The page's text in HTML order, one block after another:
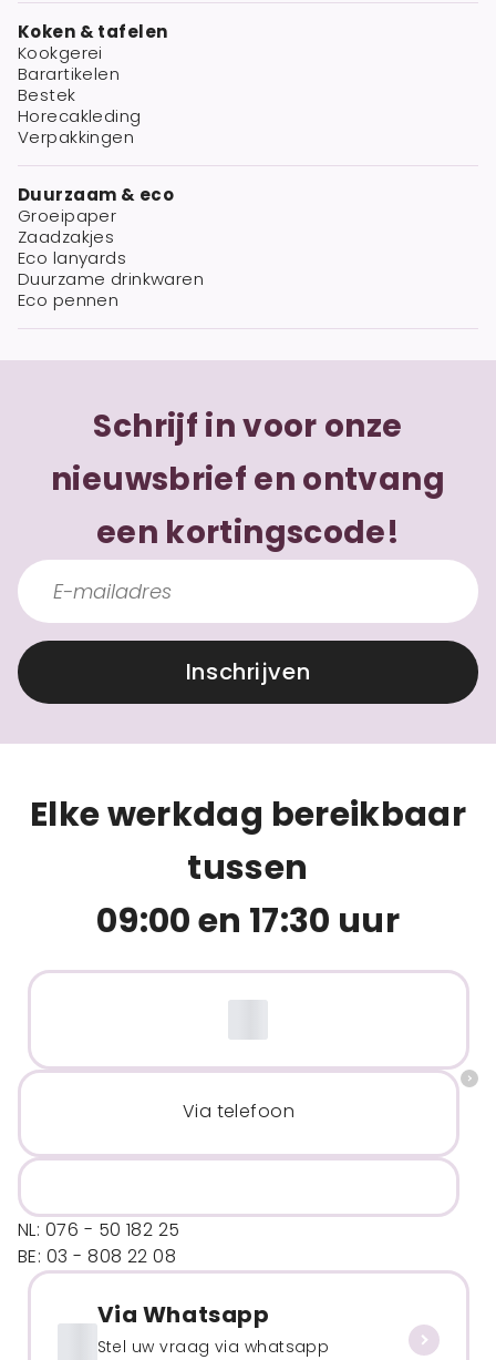
Koken & tafelen
Kookgerei
Barartikelen
Bestek
Horecakleding
Verpakkingen
Duurzaam & eco
Groeipaper
Zaadzakjes
Eco lanyards
Duurzame drinkwaren
Eco pennen
Schrijf in voor onze
nieuwsbrief en ontvang
een kortingscode!
Inschrijven
Elke werkdag bereikbaar
tussen
09:00 en 17:30 uur
Via telefoon
NL: 076 - 50 182 25
BE: 03 - 808 22 08
Via Whatsapp
Stel uw vraag via whatsapp